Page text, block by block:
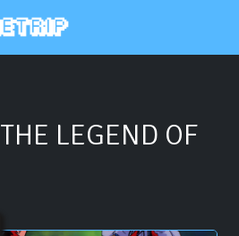
THE LEGEND OF